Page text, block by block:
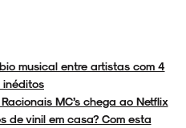
musical entre artistas com 4
inéditos
MC’s chega ao Netflix
de vinil em casa? Com esta